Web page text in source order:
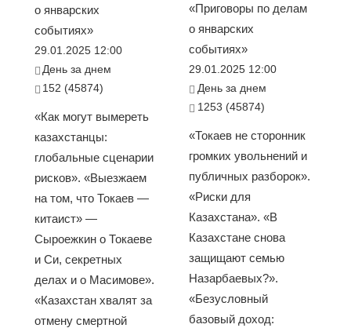
о январских
событиях»
29.01.2025 12:00
День за днем
152 (45874)
«Как могут вымереть
казахстанцы:
глобальные сценарии
рисков». «Выезжаем
на том, что Токаев —
китаист» —
Сыроежкин о Токаеве
и Си, секретных
делах и о Масимове».
«Казахстан хвалят за
отмену смертной
«Приговоры по делам
о январских
событиях»
29.01.2025 12:00
День за днем
1253 (45874)
«Токаев не сторонник
громких увольнений и
публичных разборок».
«Риски для
Казахстана». «В
Казахстане снова
защищают семью
Назарбаевых?».
«Безусловный
базовый доход: